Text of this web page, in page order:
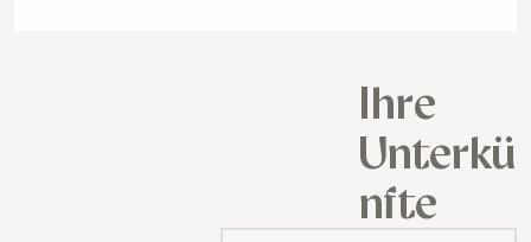
Ihre
Unterkü
nfte